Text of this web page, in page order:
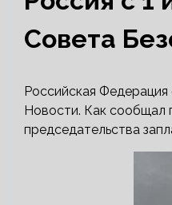
Совета
Российская
Новости. Как сообщал
председательства